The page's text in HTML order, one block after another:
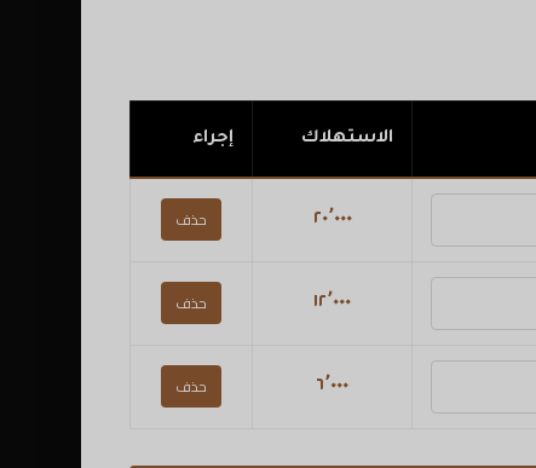
الاستهلاك إجراء
٢٠٬٠٠٠ حذف
١٢٬٠٠٠ حذف
٦٬٠٠٠ حذف